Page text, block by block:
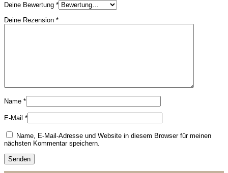
Deine Bewertung *
Deine Rezension *
Name *
E-Mail *
Name, E-Mail-Adresse und Website in diesem Browser für meinen
nächsten Kommentar speichern.